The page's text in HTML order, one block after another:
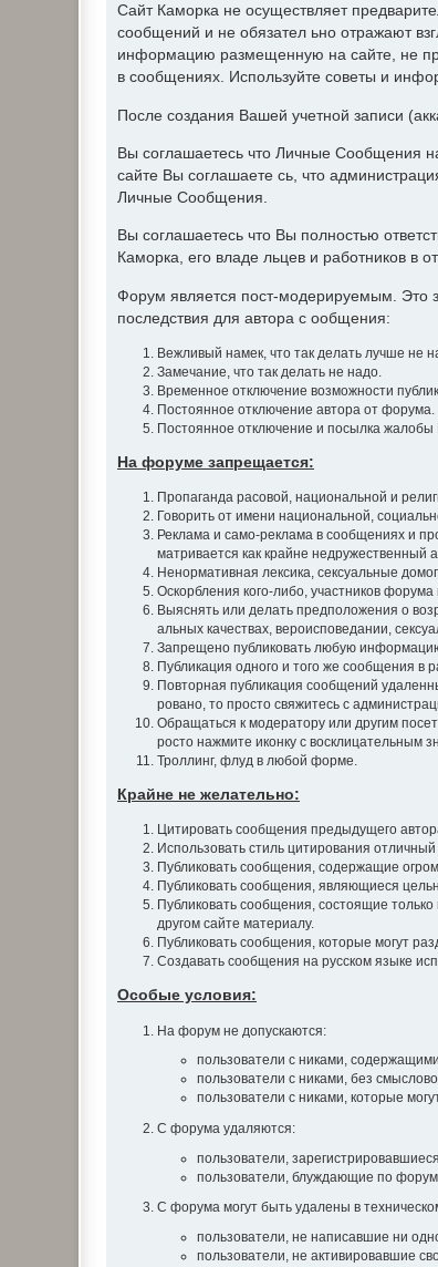
Сайт Каморка не осуществляет
сообщений и не обязател ьно отражают
информацию размещенную на сайте, не
в сообщениях. Используйте советы и
После создания Вашей учетной записи
Вы соглашаетесь что Личные Сообщения
сайте Вы соглашаете сь, что
Личные Сообщения.
Вы соглашаетесь что Вы полностью
Каморка, его владе льцев и работников
Форум является пост-модерируемым. Это
последствия для автора с ообщения:
Вежливый намек, что так делать лучше не
Замечание, что так делать не надо.
Временное отключение возможности
Постоянное отключение автора от форума.
Постоянное отключение и посылка
На форуме запрещается:
Пропаганда расовой, национальной и
Говорить от имени национальной,
Реклама и само-реклама в сообщениях и
матривается как крайне недружественный
Ненормативная лексика, сексуальные
Оскорбления кого-либо, участников
Выяснять или делать предположения о
альных качествах, вероисповедании,
Запрещено публиковать любую
Публикация одного и того же сообщения
Повторная публикация сообщений
ровано, то просто свяжитесь с
Обращаться к модератору или другим
росто нажмите иконку с восклицательным
Троллинг, флуд в любой форме.
Крайне не желательно:
Цитировать сообщения предыдущего
Использовать стиль цитирования
Публиковать сообщения, содержащие
Публиковать сообщения, являющиеся
Публиковать сообщения, состоящие
другом сайте материалу.
Публиковать сообщения, которые могут
Создавать сообщения на русском языке
Особые условия:
На форум не допускаются:
пользователи с никами,
пользователи с никами, без
пользователи с никами, которые
С форума удаляются:
пользователи,
пользователи, блуждающие по
С форума могут быть удалены в
пользователи, не написавшие ни
пользователи, не активировавшие